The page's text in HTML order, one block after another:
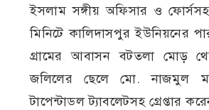
ইসলাম সঙ্গীয় অফিসার ও
মিনিটে কালিদাসপুর ইউনিয়নের
গ্রামের আবাসন বটতলা মোড়
জলিলের ছেলে মো. নাজমুল
টাপেন্টাডল ট্যাবলেটসহ গ্রেপ্তার